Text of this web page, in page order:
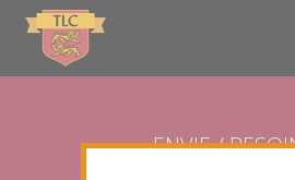
Aller
contenu
principal
ENVIE /
Panneau de gestion des cookies